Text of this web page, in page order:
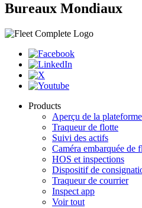
Bureaux Mondiaux
Products
Aperçu de la plateforme
Traqueur de flotte
Suivi des actifs
Caméra embarquée de
HOS et inspections
Dispositif de
Traqueur de courrier
Inspect app
Voir tout